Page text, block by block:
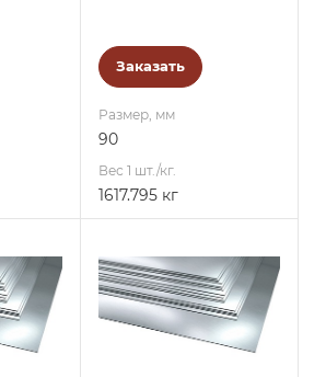
Заказать
Размер, мм
90
Вес 1 шт./кг.
1617.795 кг